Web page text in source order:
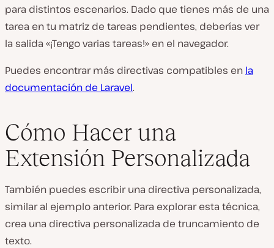
para distintos escenarios. Dado que tienes más de una
tarea en tu matriz de tareas pendientes, deberías ver
la salida «¡Tengo varias tareas!» en el navegador.
Puedes encontrar más directivas compatibles en la
documentación de Laravel.
Cómo Hacer una
Extensión Personalizada
También puedes escribir una directiva personalizada,
similar al ejemplo anterior. Para explorar esta técnica,
crea una directiva personalizada de truncamiento de
texto.